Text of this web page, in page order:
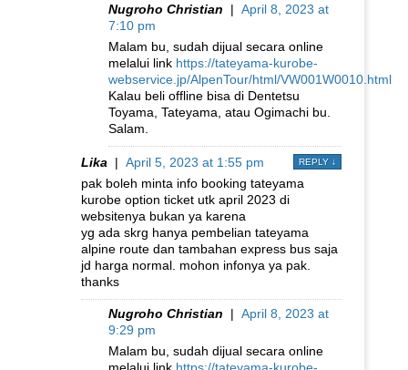
Nugroho Christian | April 8, 2023 at
7:10 pm
Malam bu, sudah dijual secara online
melalui link https://tateyama-kurobe-
webservice.jp/AlpenTour/html/VW001W0010.html
Kalau beli offline bisa di Dentetsu
Toyama, Tateyama, atau Ogimachi bu.
Salam.
Lika | April 5, 2023 at 1:55 pm REPLY ↓
pak boleh minta info booking tateyama
kurobe option ticket utk april 2023 di
websitenya bukan ya karena
yg ada skrg hanya pembelian tateyama
alpine route dan tambahan express bus saja
jd harga normal. mohon infonya ya pak.
thanks
Nugroho Christian | April 8, 2023 at
9:29 pm
Malam bu, sudah dijual secara online
melalui link https://tateyama-kurobe-